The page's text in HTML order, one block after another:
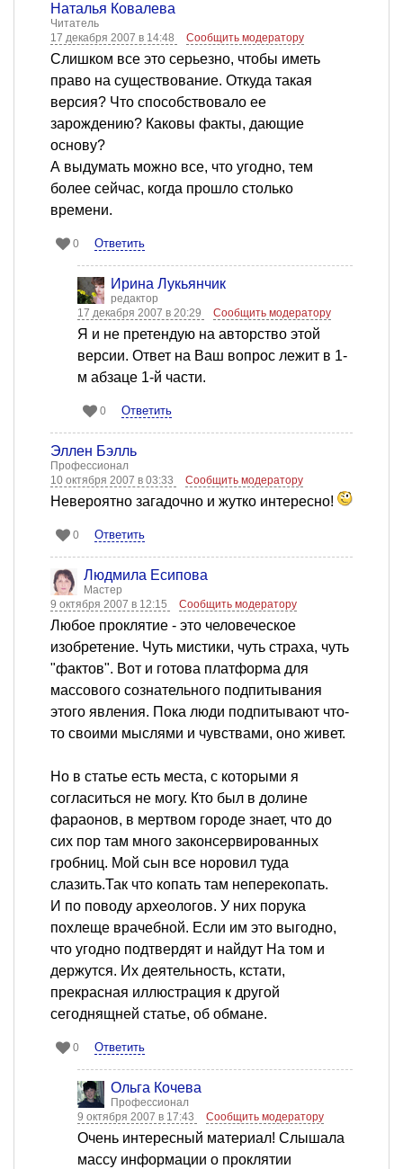
Наталья Ковалева
Читатель
17 декабря 2007 в 14:48
Сообщить модератору
Слишком все это серьезно, чтобы иметь
право на существование. Откуда такая
версия? Что способствовало ее
зарождению? Каковы факты, дающие
основу?
А выдумать можно все, что угодно, тем
более сейчас, когда прошло столько
времени.
0 Ответить
Ирина Лукьянчик
редактор
17 декабря 2007 в 20:29
Сообщить модератору
Я и не претендую на авторство этой
версии. Ответ на Ваш вопрос лежит в 1-
м абзаце 1-й части.
0 Ответить
Эллен Бэлль
Профессионал
10 октября 2007 в 03:33
Сообщить модератору
Невероятно загадочно и жутко интересно!
0 Ответить
Людмила Есипова
Мастер
9 октября 2007 в 12:15
Сообщить модератору
Любое проклятие - это человеческое
изобретение. Чуть мистики, чуть страха, чуть
"фактов". Вот и готова платформа для
массового сознательного подпитывания
этого явления. Пока люди подпитывают что-
то своими мыслями и чувствами, оно живет.
Но в статье есть места, с которыми я
согласиться не могу. Кто был в долине
фараонов, в мертвом городе знает, что до
сих пор там много законсервированных
гробниц. Мой сын все норовил туда
слазить.Так что копать там неперекопать.
И по поводу археологов. У них порука
похлеще врачебной. Если им это выгодно,
что угодно подтвердят и найдут На том и
держутся. Их деятельность, кстати,
прекрасная иллюстрация к другой
сегоднящней статье, об обмане.
0 Ответить
Ольга Кочева
Профессионал
9 октября 2007 в 17:43
Сообщить модератору
Очень интересный материал! Слышала
массу информации о проклятии